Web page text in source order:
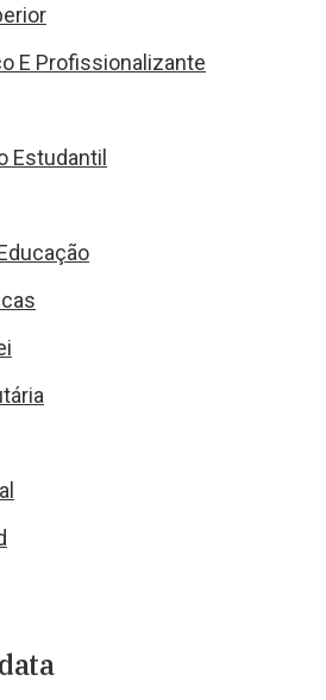
E Profissionalizante
Estudantil